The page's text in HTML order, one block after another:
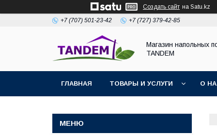
Создать сайт на Satu.kz
+7 (707) 501-23-42 +7 (727) 379-42-85
Магазин напольных
TANDEM
ГЛАВНАЯ ТОВАРЫ И УСЛУГИ О